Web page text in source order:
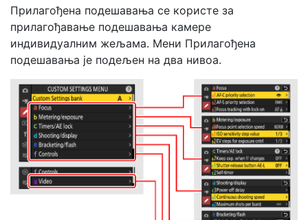
Прилагођена подешавања се користе за
прилагођавање подешавања камере
индивидуалним жељама. Мени Прилагођена
подешавања је подељен на два нивоа.